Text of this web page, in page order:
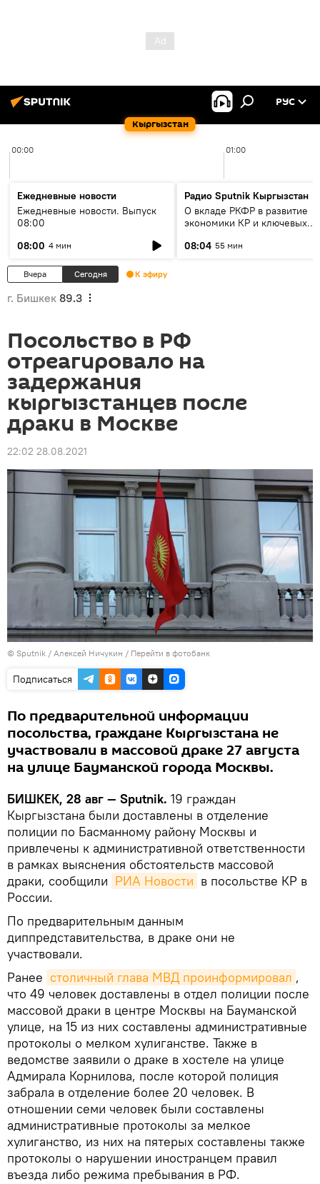
Кыргызстан
РУС
00:00 01:00
Ежедневные новости
Ежедневные новости. Выпуск
08:00
08:00 4 мин
Радио Sputnik Кыргызстан
О вкладе РКФР в развитие
экономики КР и ключевых
08:04 55 мин
Вчера Сегодня К эфиру
г. Бишкек 89.3
Посольство в РФ
отреагировало на
задержания
кыргызстанцев после
драки в Москве
22:02 28.08.2021
© Sputnik / Алексей Ничукин / Перейти в фотобанк
Подписаться
По предварительной информации
посольства, граждане Кыргызстана не
участвовали в массовой драке 27 августа
на улице Бауманской города Москвы.
БИШКЕК, 28 авг — Sputnik. 19 граждан
Кыргызстана были доставлены в отделение
полиции по Басманному району Москвы и
привлечены к административной ответственности
в рамках выяснения обстоятельств массовой
драки, сообщили РИА Новости в посольстве КР в
России.
По предварительным данным
диппредставительства, в драке они не
участвовали.
Ранее столичный глава МВД проинформировал ,
что 49 человек доставлены в отдел полиции после
массовой драки в центре Москвы на Бауманской
улице, на 15 из них составлены административные
протоколы о мелком хулиганстве. Также в
ведомстве заявили о драке в хостеле на улице
Адмирала Корнилова, после которой полиция
забрала в отделение более 20 человек. В
отношении семи человек были составлены
административные протоколы за мелкое
хулиганство, из них на пятерых составлены также
протоколы о нарушении иностранцем правил
въезда либо режима пребывания в РФ.